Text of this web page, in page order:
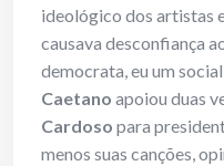
ideológico dos artistas
causava desconfiança
democrata, eu um
Caetano apoiou duas
Cardoso para
menos suas canções,